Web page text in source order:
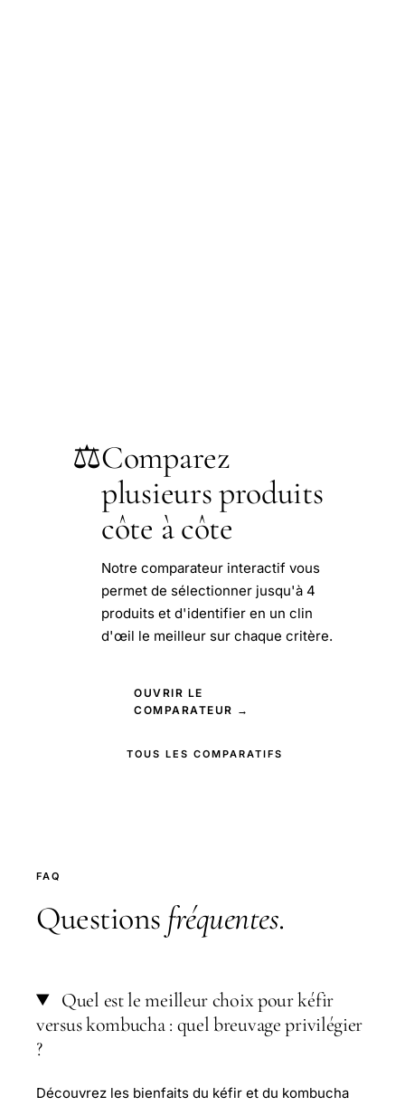
⚖️Comparez
plusieurs produits
côte à côte
Notre comparateur interactif vous
permet de sélectionner jusqu'à 4
produits et d'identifier en un clin
d'œil le meilleur sur chaque critère.
OUVRIR LE
COMPARATEUR →
TOUS LES COMPARATIFS
FAQ
Questions fréquentes.
Quel est le meilleur choix pour kéfir
versus kombucha : quel breuvage privilégier
?
Découvrez les bienfaits du kéfir et du kombucha